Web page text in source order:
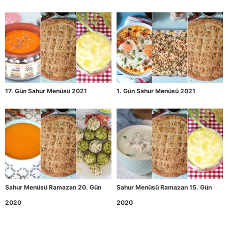
17. Gün Sahur Menüsü 2021 1. Gün Sahur Menüsü 2021
Sahur Menüsü Ramazan 20. Gün
2020
Sahur Menüsü Ramazan 15. Gün
2020